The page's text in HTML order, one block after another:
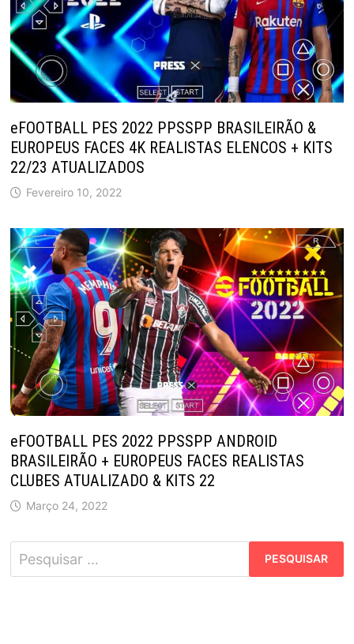
eFOOTBALL PES 2022 PPSSPP BRASILEIRÃO &
EUROPEUS FACES 4K REALISTAS ELENCOS + KITS
22/23 ATUALIZADOS
Fevereiro 10, 2022
eFOOTBALL PES 2022 PPSSPP ANDROID
BRASILEIRÃO + EUROPEUS FACES REALISTAS
CLUBES ATUALIZADO & KITS 22
Março 24, 2022
Pesquisar
por: